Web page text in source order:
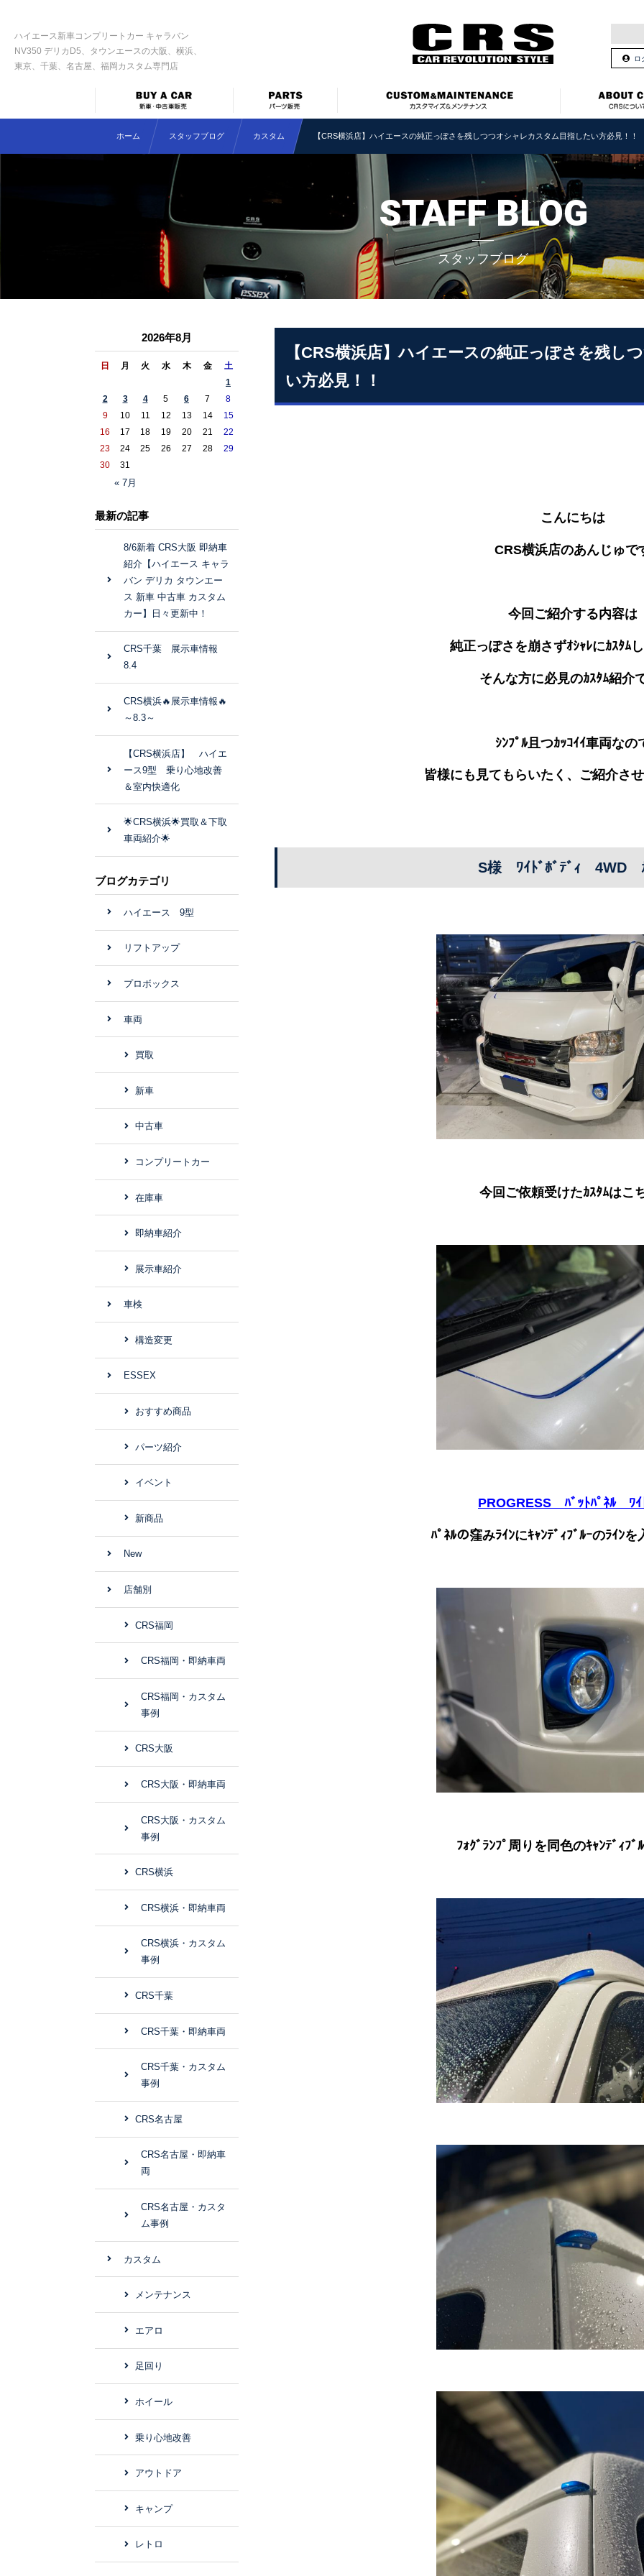
ハイエース新車コンプリートカー キャラバン
NV350 デリカD5、タウンエースの大阪、横浜、
東京、千葉、名古屋、福岡カスタム専門店
ロ
ホーム スタッフブログ カスタム 【CRS横浜店】ハイエースの純正っぽさを残しつつオシャレカスタム目指したい方必見！！
STAFF BLOG
スタッフブログ
【CRS横浜店】ハイエースの純正っぽさを残し
い方必見！！
こんにちは
CRS横浜店のあんじゅで
今回ご紹介する内容は
純正っぽさを崩さずｵｼｬﾚにｶｽﾀﾑ
そんな方に必見のｶｽﾀﾑ紹介
ｼﾝﾌﾟﾙ且つｶｯｺｲｲ車両なの
皆様にも見てもらいたく、ご紹介さ
S様 ﾜｲﾄﾞﾎﾞﾃﾞｨ 4WD
今回ご依頼受けたｶｽﾀﾑはこ
PROGRESS ﾊﾞｯﾄﾊﾟﾈﾙ ﾜｲ
ﾊﾟﾈﾙの窪みﾗｲﾝにｷｬﾝﾃﾞｨﾌﾞﾙｰのﾗｲﾝ
ﾌｫｸﾞﾗﾝﾌﾟ周りを同色のｷｬﾝﾃﾞｨﾌﾞ
2026年8月
日 月 火 水 木 金 土
« 7月
1
2
3 4 5 6 7
8
9
10 11 12 13 14
15
16
17 18 19 20 21
22
23
24 25 26 27 28
29
30
31
最新の記事
8/6新着 CRS大阪 即納車
紹介【ハイエース キャラ
バン デリカ タウンエー
ス 新車 中古車 カスタム
カー】日々更新中！
CRS千葉 展示車情報
8.4
CRS横浜🔥展示車情報🔥
～8.3～
【CRS横浜店】 ハイエ
ース9型 乗り心地改善
＆室内快適化
🌟CRS横浜🌟買取＆下取
車両紹介🌟
ブログカテゴリ
ハイエース 9型
リフトアップ
プロボックス
車両
買取
新車
中古車
コンプリートカー
在庫車
即納車紹介
展示車紹介
車検
構造変更
ESSEX
おすすめ商品
パーツ紹介
イベント
新商品
New
店舗別
CRS福岡
CRS福岡・即納車両
CRS福岡・カスタム
事例
CRS大阪
CRS大阪・即納車両
CRS大阪・カスタム
事例
CRS横浜
CRS横浜・即納車両
CRS横浜・カスタム
事例
CRS千葉
CRS千葉・即納車両
CRS千葉・カスタム
事例
CRS名古屋
CRS名古屋・即納車
両
CRS名古屋・カスタ
ム事例
カスタム
メンテナンス
エアロ
足回り
ホイール
乗り心地改善
アウトドア
キャンプ
レトロ